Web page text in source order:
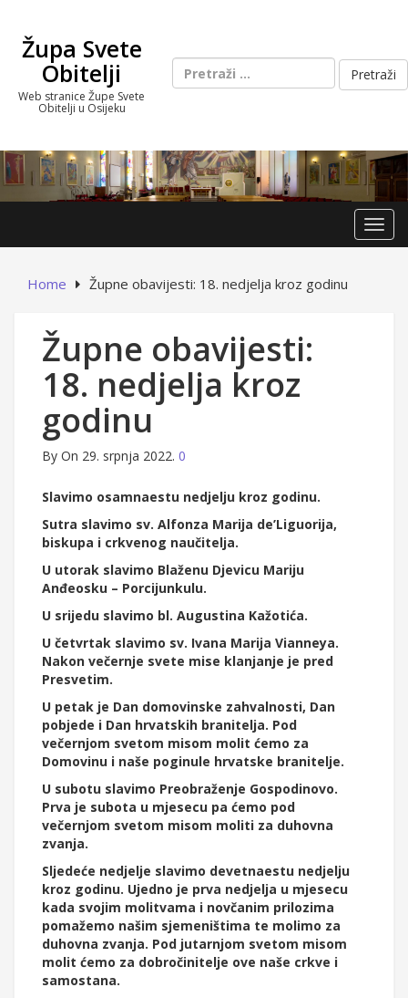
contentŽupa Svete
Obitelji
Web stranice Župe Svete
Obitelji u Osijeku
Pretraži:
Home Župne obavijesti: 18. nedjelja kroz godinu
Župne obavijesti:
18. nedjelja kroz
godinu
By On 29. srpnja 2022. 0
Slavimo osamnaestu nedjelju kroz godinu.
Sutra slavimo sv. Alfonza Marija de’Liguorija,
biskupa i crkvenog naučitelja.
U utorak slavimo Blaženu Djevicu Mariju
Anđeosku – Porcijunkulu.
U srijedu slavimo bl. Augustina Kažotića.
U četvrtak slavimo sv. Ivana Marija Vianneya.
Nakon večernje svete mise klanjanje je pred
Presvetim.
U petak je Dan domovinske zahvalnosti, Dan
pobjede i Dan hrvatskih branitelja. Pod
večernjom svetom misom molit ćemo za
Domovinu i naše poginule hrvatske branitelje.
U subotu slavimo Preobraženje Gospodinovo.
Prva je subota u mjesecu pa ćemo pod
večernjom svetom misom moliti za duhovna
zvanja.
Sljedeće nedjelje slavimo devetnaestu nedjelju
kroz godinu. Ujedno je prva nedjelja u mjesecu
kada svojim molitvama i novčanim prilozima
pomažemo našim sjemeništima te molimo za
duhovna zvanja. Pod jutarnjom svetom misom
molit ćemo za dobročinitelje ove naše crkve i
samostana.